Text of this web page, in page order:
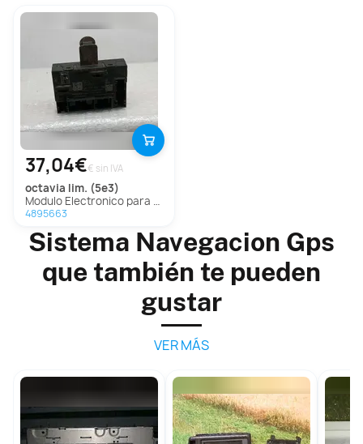
37,04€€ sin IVA
octavia lim. (5e3)
Modulo Electronico para Skoda Octavia Lim. (5E3)
4895663
Sistema Navegacion Gps
que también te pueden
gustar
VER MÁS